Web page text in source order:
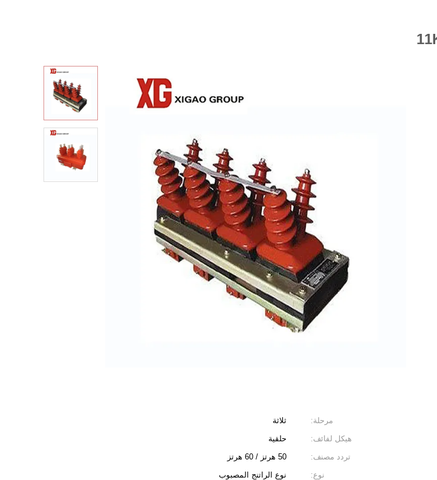
مرحلة:
ثلاثة
هيكل لفائف:
حلقية
تردد مصنف:
50 هرتز / 60 هرتز
نوع:
نوع الراتنج المصبوب